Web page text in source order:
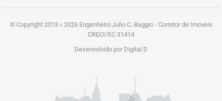
© Copyright 2013 » 2026 Engenheiro Julio C. Baggio - Corretor de Imóveis
CRECI/SC 31414
Desenvolvido por Digital D